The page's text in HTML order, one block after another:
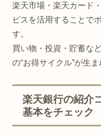
楽天市場・楽天カード
ビスを活用することで
す。
買い物・投資・貯蓄な
の“お得サイクル”が生ま
楽天銀行の紹介
基本をチェック